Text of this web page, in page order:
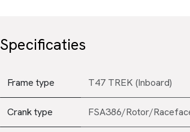
Specificaties
Frame type T47 TREK (Inboard)
Crank type FSA386/Rotor/